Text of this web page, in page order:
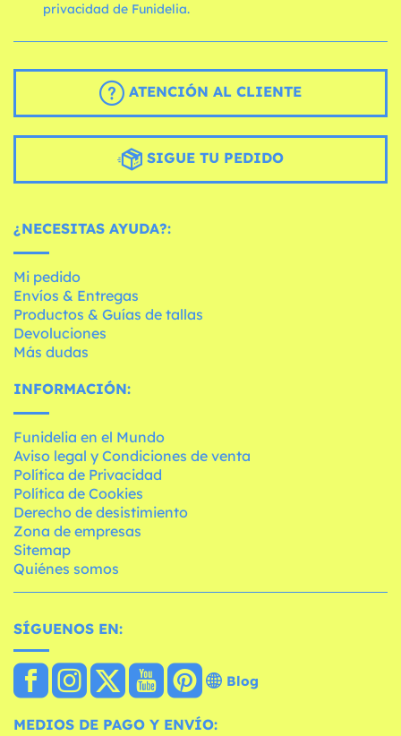
privacidad de Funidelia.
ATENCIÓN AL CLIENTE
SIGUE TU PEDIDO
¿NECESITAS AYUDA?:
Mi pedido
Envíos & Entregas
Productos & Guías de tallas
Devoluciones
Más dudas
INFORMACIÓN:
Funidelia en el Mundo
Aviso legal y Condiciones de venta
Política de Privacidad
Política de Cookies
Derecho de desistimiento
Zona de empresas
Sitemap
Quiénes somos
SÍGUENOS EN:
Blog
MEDIOS DE PAGO Y ENVÍO: